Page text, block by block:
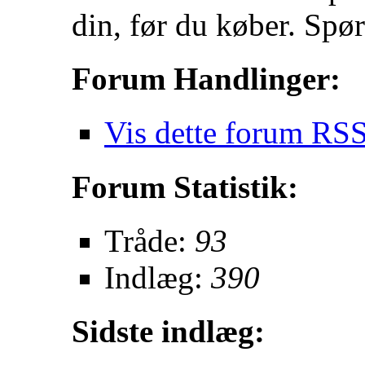
din, før du køber.
Forum Handlinger:
Vis dette forum
Forum Statistik:
Tråde: 93
Indlæg: 390
Sidste indlæg: